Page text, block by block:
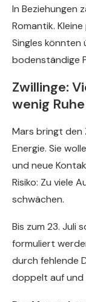
In Beziehungen
Romantik.
Singles könnten
bodenständige
Zwillinge:
wenig Ruhe
Mars bringt den
Energie. Sie
und neue
Risiko: Zu viele
schwächen.
Bis zum 23. Juli
formuliert
durch fehlende
doppelt auf und